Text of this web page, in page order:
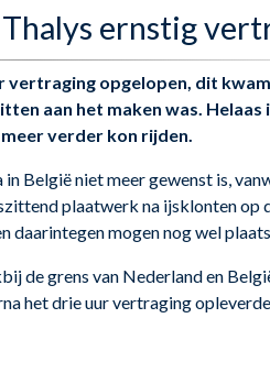
ernstig
vertraging opgelopen, dit
aan het maken was.
verder kon rijden.
België niet meer gewenst is,
plaatwerk na ijsklonten op
mogen nog wel
de grens van Nederland en
het drie uur vertraging